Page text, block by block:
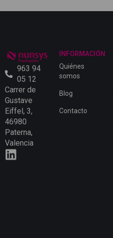
963 94
05 12
Carrer de
Gustave
Eiffel, 3,
46980
Paterna,
Valencia
INFORMACIÓN
Quiénes
somos
Blog
Contacto